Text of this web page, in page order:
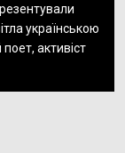
українською
активіст